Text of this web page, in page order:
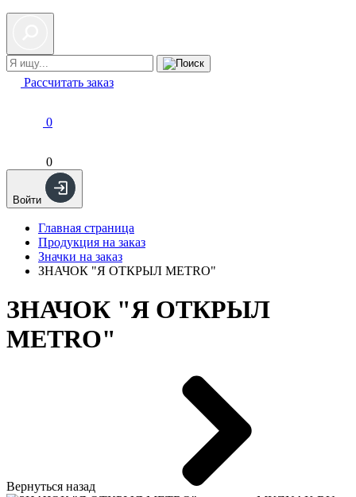
Рассчитать заказ
0
0
Войти
Главная страница
Продукция на заказ
Значки на заказ
ЗНАЧОК "Я ОТКРЫЛ METRO"
ЗНАЧОК "Я ОТКРЫЛ
METRO"
Вернуться назад